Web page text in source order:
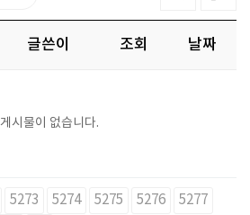
글쓴이 조회 날짜
게시물이 없습니다.
5273 5274 5275 5276
5277